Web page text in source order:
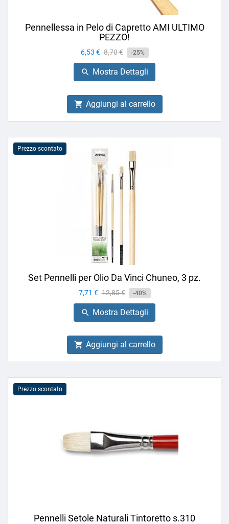
Pennellessa in Pelo di Capretto AMI ULTIMO
PEZZO!
Prezzo
6,53 € Prezzo
base
8,70 € -25%
 Mostra Dettagli
 Aggiungi al carrello
Prezzo scontato
Set Pennelli per Olio Da Vinci Chuneo, 3 pz.
Prezzo
7,71 € Prezzo
base
12,85 € -40%
 Mostra Dettagli
 Aggiungi al carrello
Prezzo scontato
Pennelli Setole Naturali Tintoretto s.310